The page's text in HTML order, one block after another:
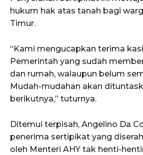
hukum hak atas tanah bagi
Timur.
“Kami mengucapkan terima
Pemerintah yang sudah
dan rumah, walaupun belum
Mudah-mudahan akan
berikutnya,” tuturnya.
Ditemui terpisah, Angelino Da
penerima sertipikat yang
oleh Menteri AHY tak henti-